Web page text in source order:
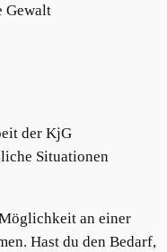
Gewalt
der KjG
Situationen
an einer
Hast du den Bedarf,